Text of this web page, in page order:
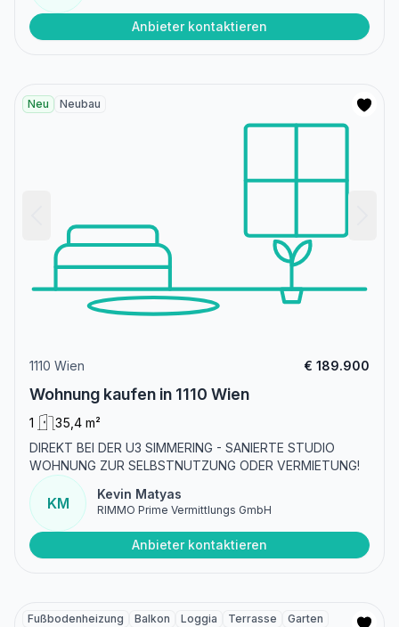
Anbieter kontaktieren
Neu Neubau
1110 Wien € 189.900
Wohnung kaufen in 1110 Wien
1
35,4 m²
DIREKT BEI DER U3 SIMMERING - SANIERTE STUDIO
WOHNUNG ZUR SELBSTNUTZUNG ODER VERMIETUNG!
KM
Kevin Matyas
RIMMO Prime Vermittlungs GmbH
Anbieter kontaktieren
Fußbodenheizung Balkon Loggia Terrasse
Garten